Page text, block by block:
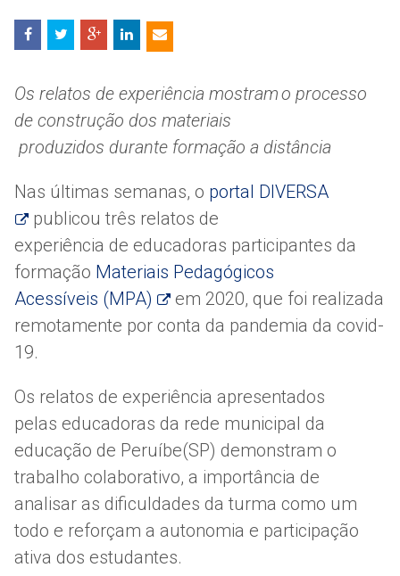
Compartilhe
nas
sociais:
Os relatos de experiência mostram o processo
de construção dos materiais
produzidos durante formação a distância
Nas últimas semanas, o portal DIVERSA
publicou três relatos de
experiência de educadoras participantes da
formação Materiais Pedagógicos
Acessíveis (MPA)
em 2020, que foi realizada
remotamente por conta da pandemia da covid-
19.
Os relatos de experiência apresentados
pelas educadoras da rede municipal da
educação de Peruíbe(SP) demonstram o
trabalho colaborativo, a importância de
analisar as dificuldades da turma como um
todo e reforçam a autonomia e participação
ativa dos estudantes.